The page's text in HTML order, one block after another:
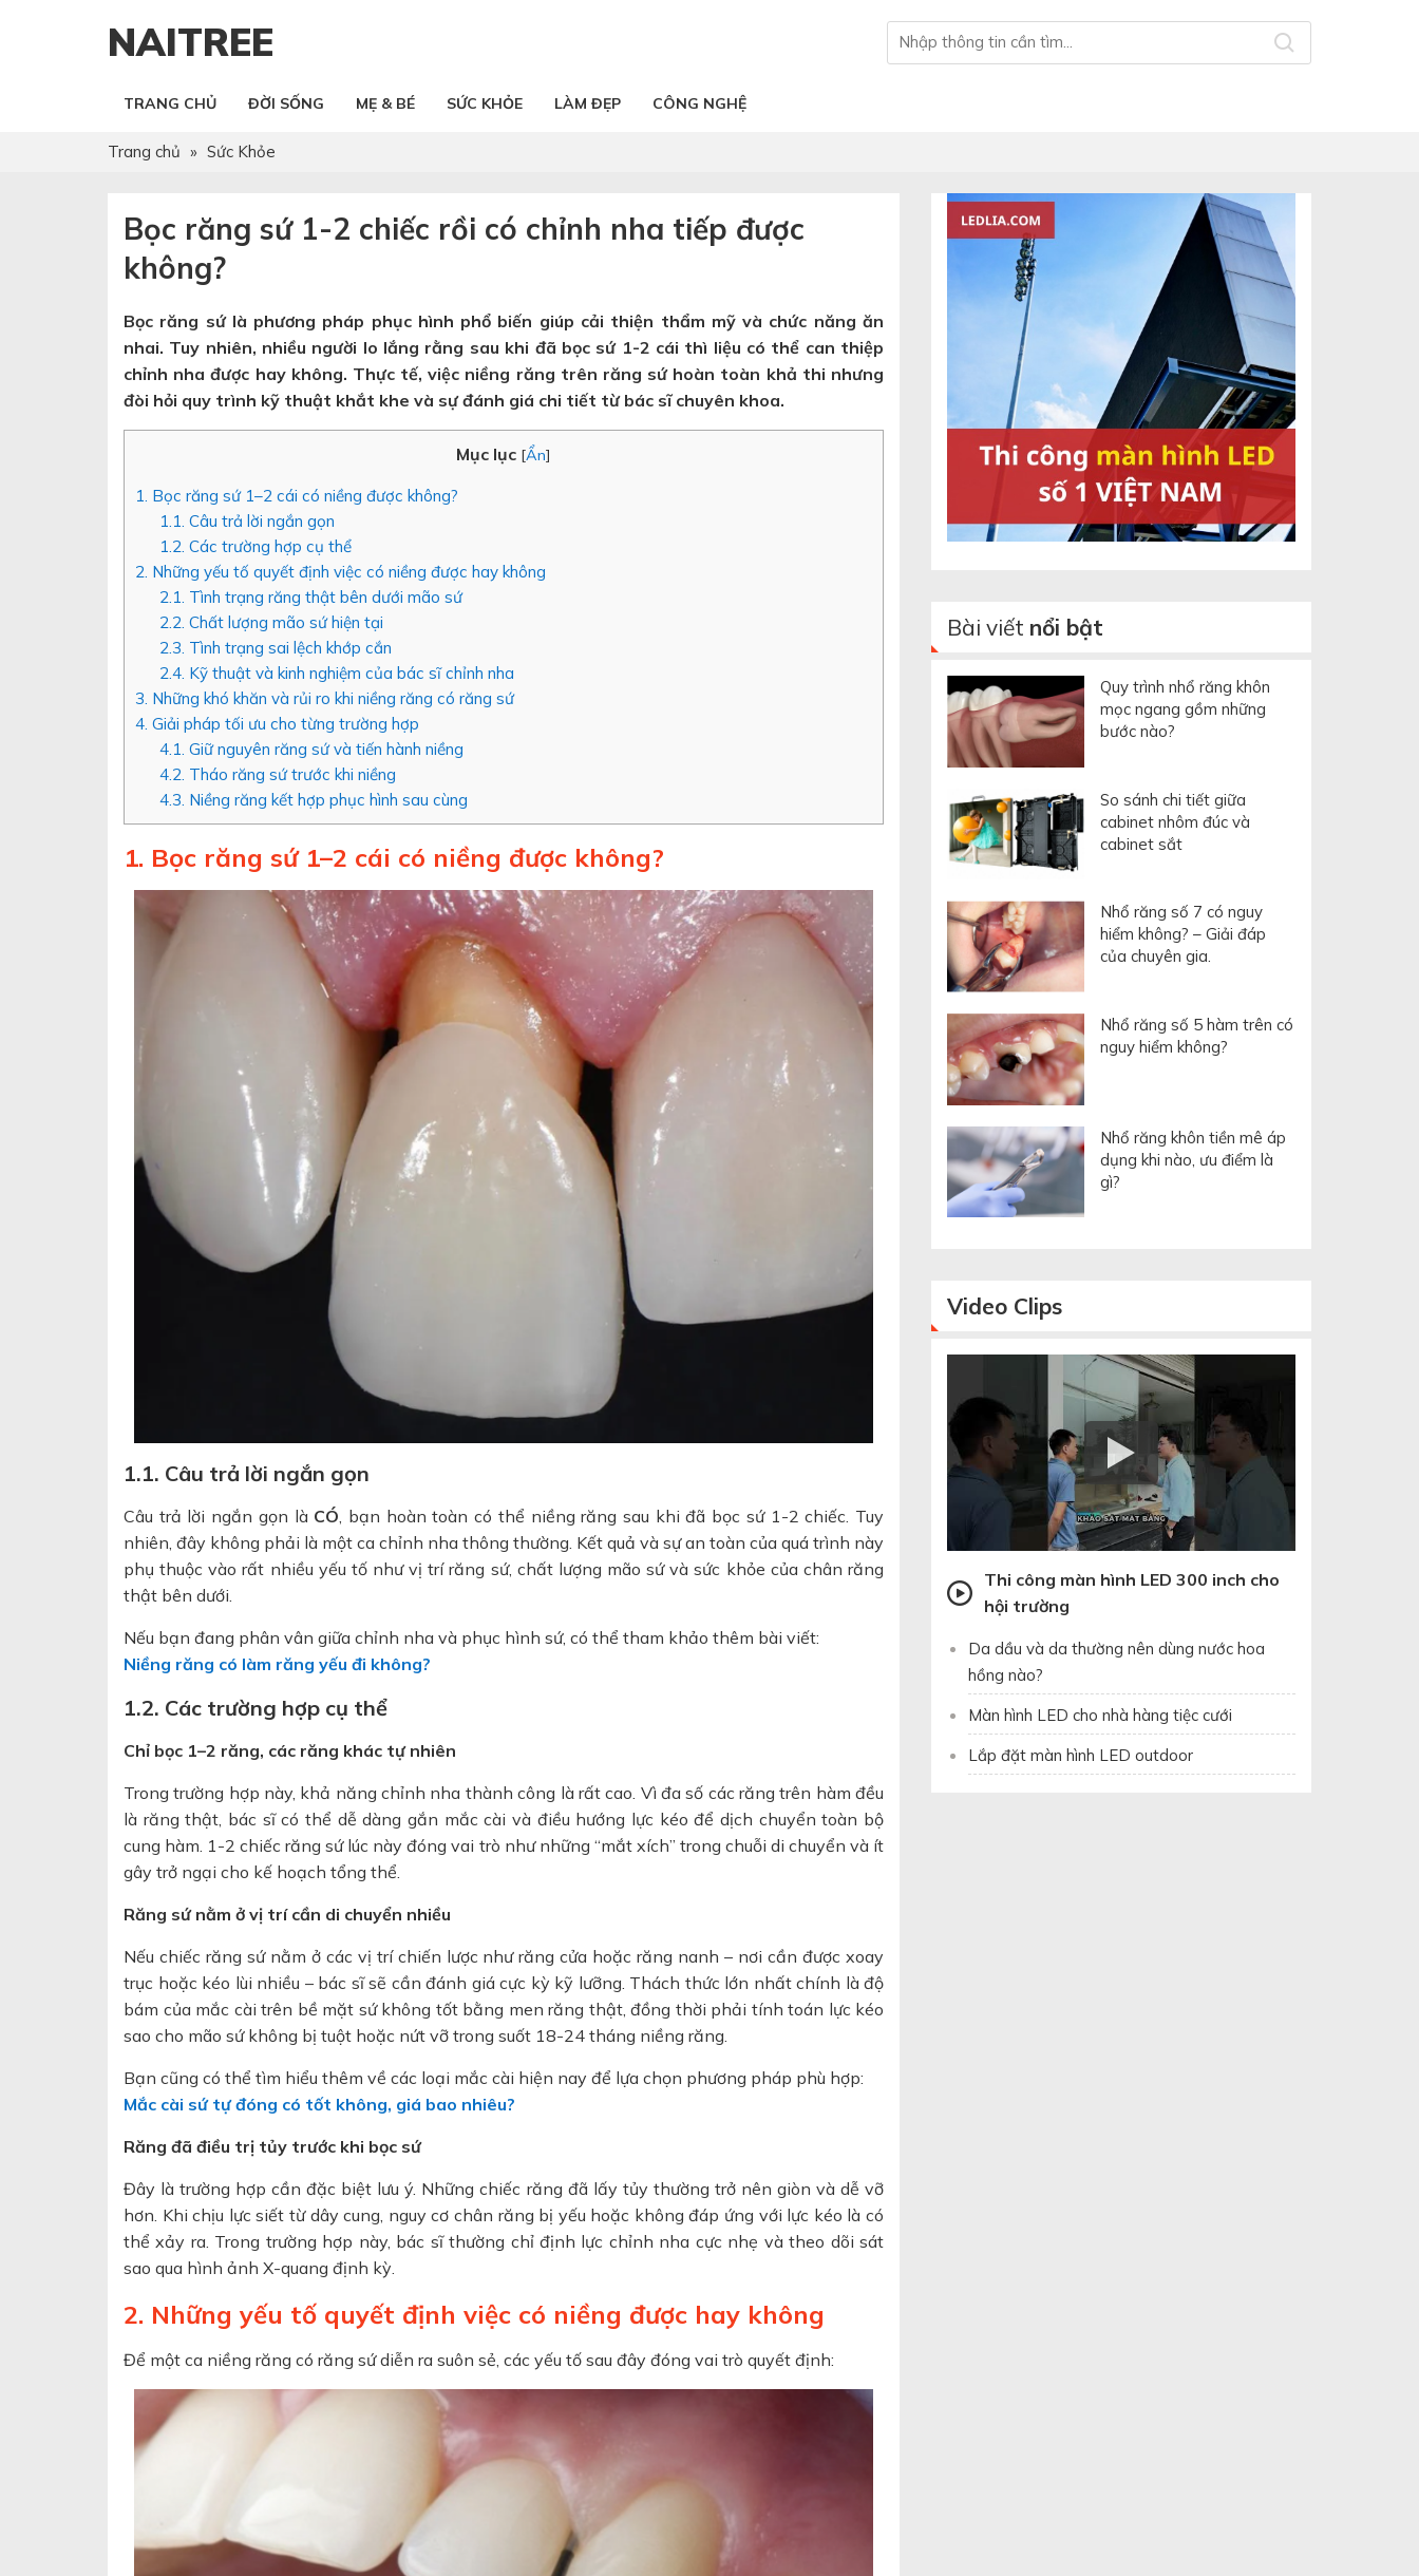
NAITREE
TRANG CHỦ ĐỜI SỐNG MẸ & BÉ SỨC KHỎE LÀM ĐẸP CÔNG NGHỆ
Trang chủ » Sức Khỏe
Bọc răng sứ 1-2 chiếc rồi có chỉnh nha tiếp được
không?
Bọc răng sứ là phương pháp phục hình phổ biến giúp cải thiện thẩm mỹ và chức năng ăn
nhai. Tuy nhiên, nhiều người lo lắng rằng sau khi đã bọc sứ 1-2 cái thì liệu có thể can thiệp
chỉnh nha được hay không. Thực tế, việc niềng răng trên răng sứ hoàn toàn khả thi nhưng
đòi hỏi quy trình kỹ thuật khắt khe và sự đánh giá chi tiết từ bác sĩ chuyên khoa.
Mục lục [Ẩn]
1. Bọc răng sứ 1–2 cái có niềng được không?
1.1. Câu trả lời ngắn gọn
1.2. Các trường hợp cụ thể
2. Những yếu tố quyết định việc có niềng được hay không
2.1. Tình trạng răng thật bên dưới mão sứ
2.2. Chất lượng mão sứ hiện tại
2.3. Tình trạng sai lệch khớp cắn
2.4. Kỹ thuật và kinh nghiệm của bác sĩ chỉnh nha
3. Những khó khăn và rủi ro khi niềng răng có răng sứ
4. Giải pháp tối ưu cho từng trường hợp
4.1. Giữ nguyên răng sứ và tiến hành niềng
4.2. Tháo răng sứ trước khi niềng
4.3. Niềng răng kết hợp phục hình sau cùng
1. Bọc răng sứ 1–2 cái có niềng được không?
1.1. Câu trả lời ngắn gọn
Câu trả lời ngắn gọn là CÓ , bạn hoàn toàn có thể niềng răng sau khi đã bọc sứ 1-2 chiếc. Tuy
nhiên, đây không phải là một ca chỉnh nha thông thường. Kết quả và sự an toàn của quá trình này
phụ thuộc vào rất nhiều yếu tố như vị trí răng sứ, chất lượng mão sứ và sức khỏe của chân răng
thật bên dưới.
Nếu bạn đang phân vân giữa chỉnh nha và phục hình sứ, có thể tham khảo thêm bài viết:
Niềng răng có làm răng yếu đi không?
1.2. Các trường hợp cụ thể
Chỉ bọc 1–2 răng, các răng khác tự nhiên
Trong trường hợp này, khả năng chỉnh nha thành công là rất cao. Vì đa số các răng trên hàm đều
là răng thật, bác sĩ có thể dễ dàng gắn mắc cài và điều hướng lực kéo để dịch chuyển toàn bộ
cung hàm. 1-2 chiếc răng sứ lúc này đóng vai trò như những “mắt xích” trong chuỗi di chuyển và ít
gây trở ngại cho kế hoạch tổng thể.
Răng sứ nằm ở vị trí cần di chuyển nhiều
Nếu chiếc răng sứ nằm ở các vị trí chiến lược như răng cửa hoặc răng nanh – nơi cần được xoay
trục hoặc kéo lùi nhiều – bác sĩ sẽ cần đánh giá cực kỳ kỹ lưỡng. Thách thức lớn nhất chính là độ
bám của mắc cài trên bề mặt sứ không tốt bằng men răng thật, đồng thời phải tính toán lực kéo
sao cho mão sứ không bị tuột hoặc nứt vỡ trong suốt 18-24 tháng niềng răng.
Bạn cũng có thể tìm hiểu thêm về các loại mắc cài hiện nay để lựa chọn phương pháp phù hợp:
Mắc cài sứ tự đóng có tốt không, giá bao nhiêu?
Răng đã điều trị tủy trước khi bọc sứ
Đây là trường hợp cần đặc biệt lưu ý. Những chiếc răng đã lấy tủy thường trở nên giòn và dễ vỡ
hơn. Khi chịu lực siết từ dây cung, nguy cơ chân răng bị yếu hoặc không đáp ứng với lực kéo là có
thể xảy ra. Trong trường hợp này, bác sĩ thường chỉ định lực chỉnh nha cực nhẹ và theo dõi sát
sao qua hình ảnh X-quang định kỳ.
2. Những yếu tố quyết định việc có niềng được hay không
Để một ca niềng răng có răng sứ diễn ra suôn sẻ, các yếu tố sau đây đóng vai trò quyết định:
Bài viết nổi bật
Quy trình nhổ răng khôn
mọc ngang gồm những
bước nào?
So sánh chi tiết giữa
cabinet nhôm đúc và
cabinet sắt
Nhổ răng số 7 có nguy
hiểm không? – Giải đáp
của chuyên gia.
Nhổ răng số 5 hàm trên có
nguy hiểm không?
Nhổ răng khôn tiền mê áp
dụng khi nào, ưu điểm là
gì?
Video Clips
Thi công màn hình LED 300 inch cho
hội trường
Da dầu và da thường nên dùng nước hoa
hồng nào?
Màn hình LED cho nhà hàng tiệc cưới
Lắp đặt màn hình LED outdoor